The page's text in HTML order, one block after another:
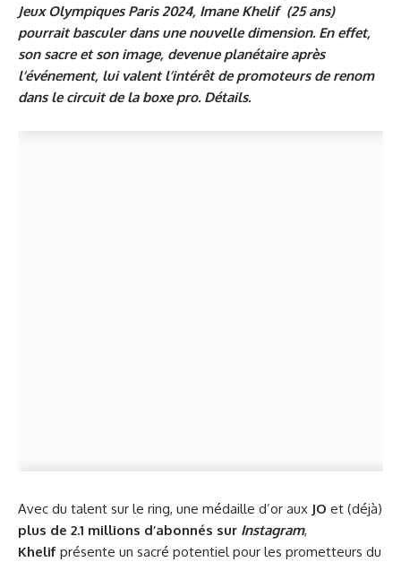
Jeux Olympiques Paris 2024, Imane Khelif (25 ans)
pourrait basculer dans une nouvelle dimension. En effet,
son sacre et son image, devenue planétaire après
l’événement, lui valent l’intérêt de promoteurs de renom
dans le circuit de la boxe pro. Détails.
Avec du talent sur le ring, une médaille d’or aux JO et (déjà)
plus de 2.1 millions d’abonnés sur Instagram,
Khelif présente un sacré potentiel pour les prometteurs du